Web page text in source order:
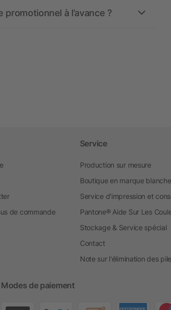
à l’avance ?
de commande
Service
Production sur mesure
Boutique en marque blanche
Service d'impression et
Pantone® Aide Sur Les
Stockage & Service spécial
Contact
Note sur l'élimination des
Modes de paiement